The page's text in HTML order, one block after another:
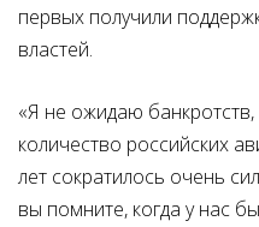
первых получили
властей.
«Я не ожидаю
количество российских
лет сократилось очень
вы помните, когда у нас